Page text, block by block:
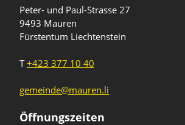
Peter- und Paul-Strasse 27
9493 Mauren
Fürstentum Liechtenstein
T+423 377 10 40
gemeinde@mauren.li
Öffnungszeiten